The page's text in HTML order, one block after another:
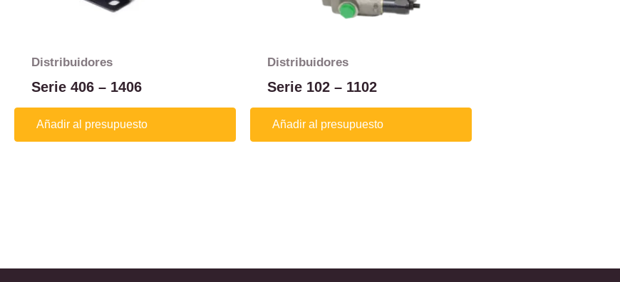
Distribuidores
Serie 406 – 1406
Añadir al presupuesto
Distribuidores
Serie 102 – 1102
Añadir al presupuesto